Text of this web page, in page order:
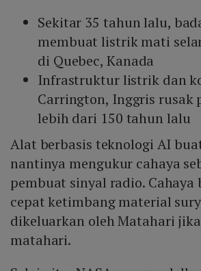
Sekitar 35 tahun lalu,
membuat listrik mati
di Quebec, Kanada
Infrastruktur listrik dan
Carrington, Inggris rusak
lebih dari 150 tahun lalu
Alat berbasis teknologi AI
nantinya mengukur cahaya
pembuat sinyal radio. Cahaya
cepat ketimbang material
dikeluarkan oleh Matahari
matahari.